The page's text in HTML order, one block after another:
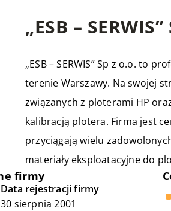
„ESB –
„ESB – SERWIS” Sp z o.o. to
terenie Warszawy. Na swojej
związanych z ploterami HP
kalibracją plotera. Firma jest
przyciągają wielu
materiały eksploatacyjne do
firmy
Data rejestracji firmy
30 sierpnia 2001